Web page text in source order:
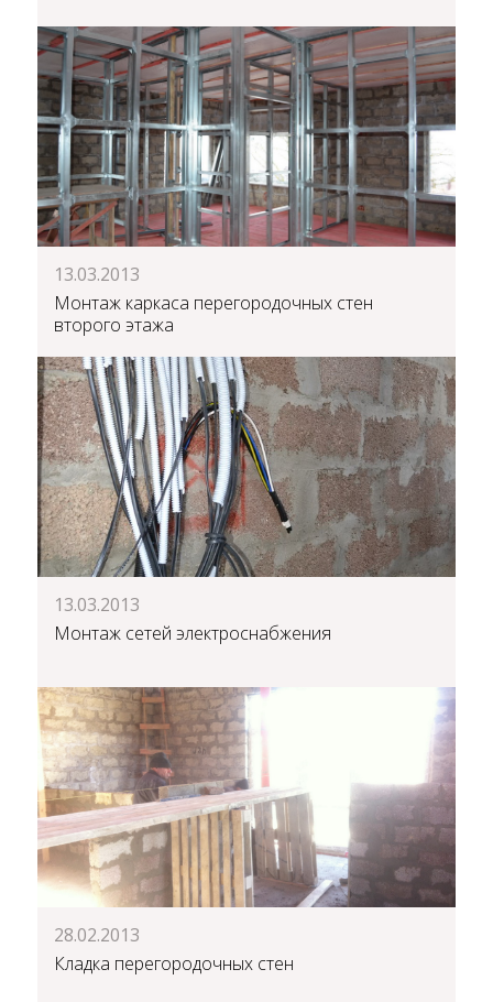
13.03.2013
Монтаж каркаса перегородочных стен
второго этажа
13.03.2013
Монтаж сетей электроснабжения
28.02.2013
Кладка перегородочных стен